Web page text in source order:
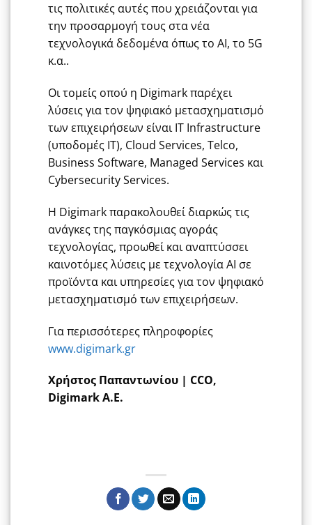
τις πολιτικές αυτές που χρειάζονται για
την προσαρμογή τους στα νέα
τεχνολογικά δεδομένα όπως το ΑΙ, το 5G
κ.α..
Οι τομείς οπού η Digimark παρέχει
λύσεις για τον ψηφιακό μετασχηματισμό
των επιχειρήσεων είναι IT Infrastructure
(υποδομές ΙΤ), Cloud Services, Telco,
Business Software, Managed Services και
Cybersecurity Services.
H Digimark παρακολουθεί διαρκώς τις
ανάγκες της παγκόσμιας αγοράς
τεχνολογίας, προωθεί και αναπτύσσει
καινοτόμες λύσεις με τεχνολογία ΑΙ σε
προϊόντα και υπηρεσίες για τον ψηφιακό
μετασχηματισμό των επιχειρήσεων.
Για περισσότερες πληροφορίες
www.digimark.gr
Χρήστος Παπαντωνίου | CCO,
DigimarkΑ.Ε.